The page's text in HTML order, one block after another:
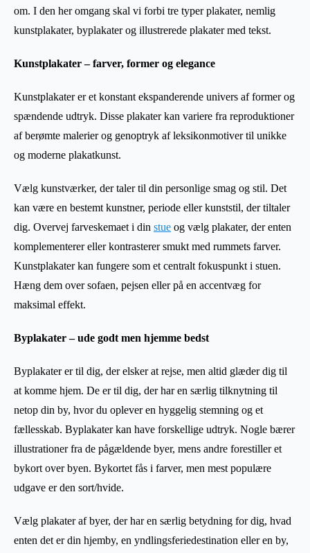
om. I den her omgang skal vi forbi tre typer plakater, nemlig
kunstplakater, byplakater og illustrerede plakater med tekst.
Kunstplakater – farver, former og elegance
Kunstplakater er et konstant ekspanderende univers af former og
spændende udtryk. Disse plakater kan variere fra reproduktioner
af berømte malerier og genoptryk af leksikonmotiver til unikke
og moderne plakatkunst.
Vælg kunstværker, der taler til din personlige smag og stil. Det
kan være en bestemt kunstner, periode eller kunststil, der tiltaler
dig. Overvej farveskemaet i din stue og vælg plakater, der enten
komplementerer eller kontrasterer smukt med rummets farver.
Kunstplakater kan fungere som et centralt fokuspunkt i stuen.
Hæng dem over sofaen, pejsen eller på en accentvæg for
maksimal effekt.
Byplakater – ude godt men hjemme bedst
Byplakater er til dig, der elsker at rejse, men altid glæder dig til
at komme hjem. De er til dig, der har en særlig tilknytning til
netop din by, hvor du oplever en hyggelig stemning og et
fællesskab. Byplakater kan have forskellige udtryk. Nogle bærer
illustrationer fra de pågældende byer, mens andre forestiller et
bykort over byen. Bykortet fås i farver, men mest populære
udgave er den sort/hvide.
Vælg plakater af byer, der har en særlig betydning for dig, hvad
enten det er din hjemby, en yndlingsferiedestination eller en by,